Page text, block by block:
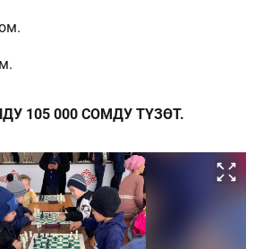
105 000 СОМДУ ТҮЗӨТ.